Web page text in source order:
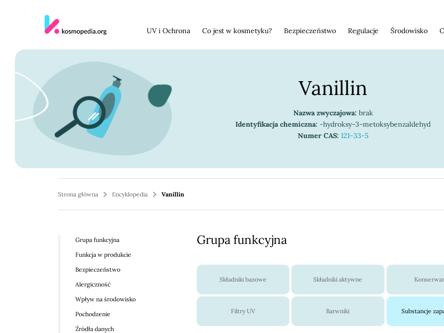
UV i Ochrona Co jest w kosmetyku? Bezpieczeństwo Regulacje Środowisko
Vanillin
Nazwa zwyczajowa: brak
Identyfikacja chemiczna: -hydroksy-3-metoksybenzaldehyd
Numer CAS: 121-33-5
Strona główna Encyklopedia Vanillin
Grupa funkcyjna
Składniki bazowe Składniki aktywne
Filtry UV Barwniki Substancje
Grupa funkcyjna
Funkcja w produkcie
Bezpieczeństwo
Alergiczność
Wpływ na środowisko
Pochodzenie
Źródła danych